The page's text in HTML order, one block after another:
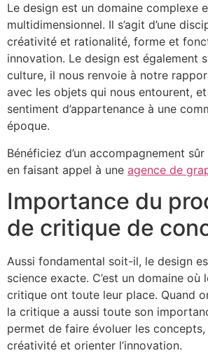
Le design est un domaine complexe
multidimensionnel. Il s’agit d’une
créativité et rationalité, forme et
innovation. Le design est également
culture, il nous renvoie à notre
avec les objets qui nous entourent,
sentiment d’appartenance à une
époque.
Bénéficiez d’un accompagnement
en faisant appel à une agence de
Importance du
de critique de
Aussi fondamental soit-il, le design
science exacte. C’est un domaine où
critique ont toute leur place. Quand
la critique a aussi toute son
permet de faire évoluer les
créativité et orienter l’innovation.